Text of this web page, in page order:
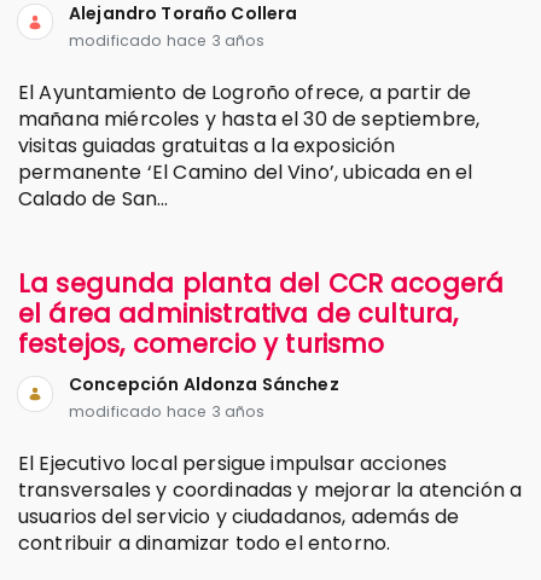
Alejandro Toraño Collera
modificado hace 3 años
El Ayuntamiento de Logroño ofrece, a partir de
mañana miércoles y hasta el 30 de septiembre,
visitas guiadas gratuitas a la exposición
permanente ‘El Camino del Vino’, ubicada en el
Calado de San...
La segunda planta del CCR acogerá
el área administrativa de cultura,
festejos, comercio y turismo
Concepción Aldonza Sánchez
modificado hace 3 años
El Ejecutivo local persigue impulsar acciones
transversales y coordinadas y mejorar la atención a
usuarios del servicio y ciudadanos, además de
contribuir a dinamizar todo el entorno.